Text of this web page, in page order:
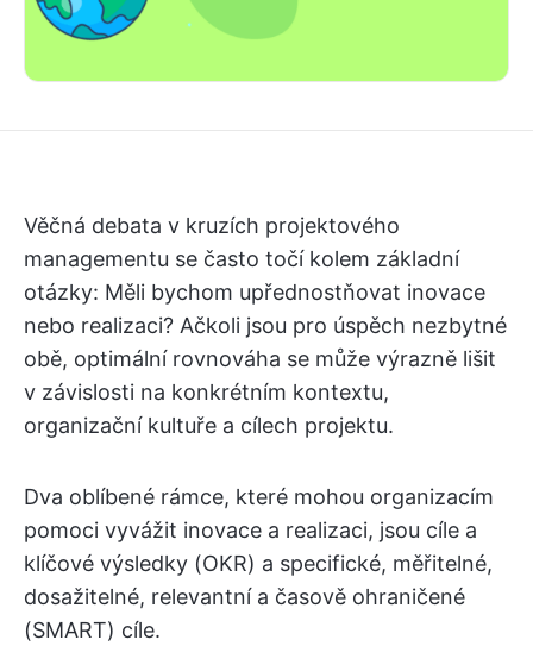
Věčná debata v kruzích projektového
managementu se často točí kolem základní
otázky: Měli bychom upřednostňovat inovace
nebo realizaci? Ačkoli jsou pro úspěch nezbytné
obě, optimální rovnováha se může výrazně lišit
v závislosti na konkrétním kontextu,
organizační kultuře a cílech projektu.
Dva oblíbené rámce, které mohou organizacím
pomoci vyvážit inovace a realizaci, jsou cíle a
klíčové výsledky (OKR) a specifické, měřitelné,
dosažitelné, relevantní a časově ohraničené
(SMART) cíle.